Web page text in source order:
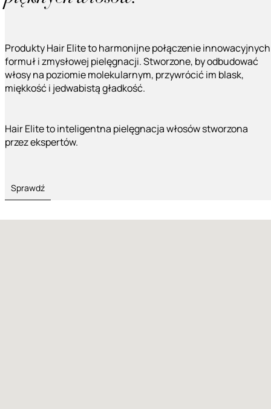
Produkty Hair Elite to harmonijne połączenie innowacyjnych
formuł i zmysłowej pielęgnacji. Stworzone, by odbudować
włosy na poziomie molekularnym, przywrócić im blask,
miękkość i jedwabistą gładkość.
Hair Elite to inteligentna pielęgnacja włosów stworzona
przez ekspertów.
Sprawdź